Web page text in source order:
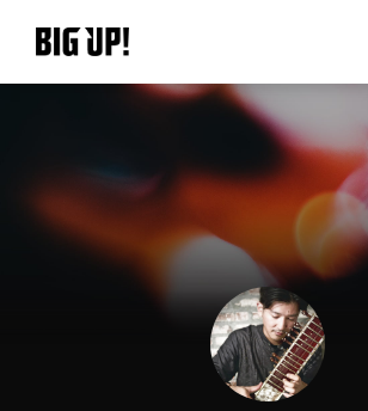
BIG UP!について
ニュース
料金プラン
サポート
ご利用の流れ